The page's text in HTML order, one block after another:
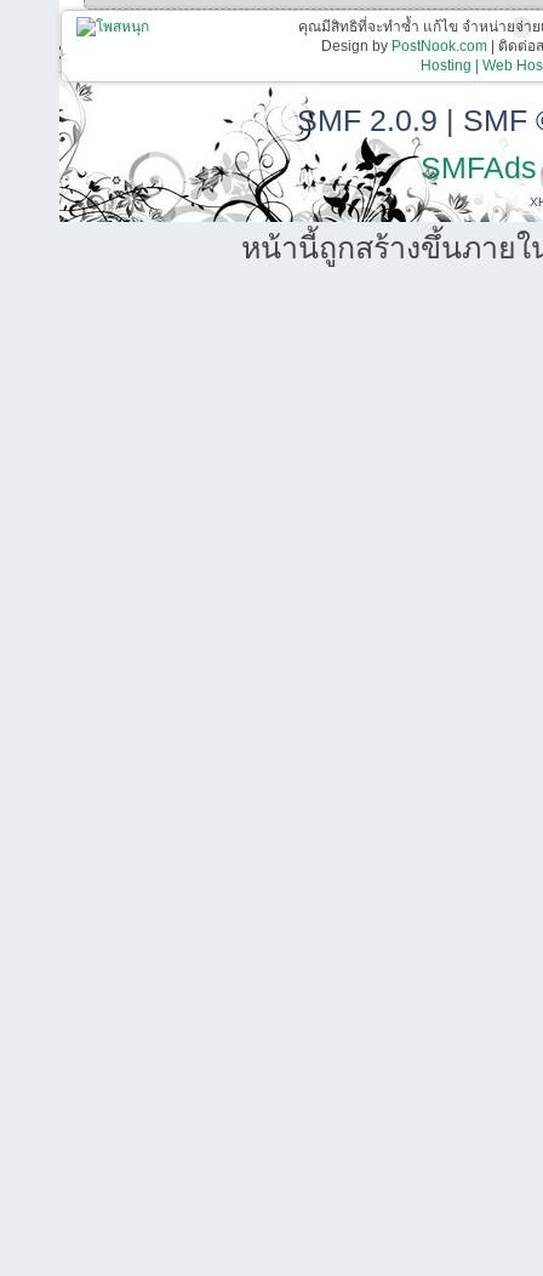
คุณมีสิทธิที่จะทำซ้ำ แก้ไข จำหน่ายจ่า
Design by PostNook.com| ติดต่อส
Hosting | Web
SMF 2.0.9 | SMF
SMFAds
หน้านี้ถูกสร้างขึ้นภายใ